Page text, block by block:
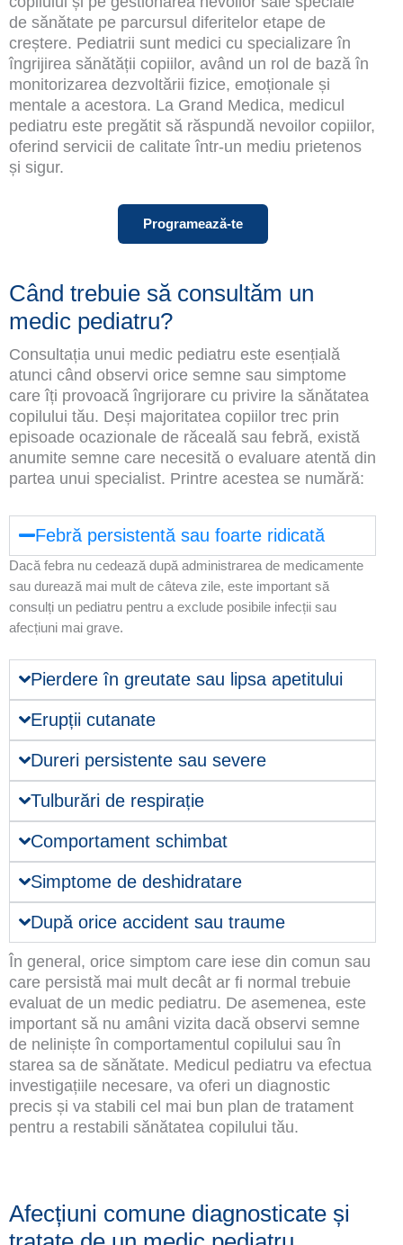
de sănătate pe parcursul diferitelor etape de
creștere. Pediatrii sunt medici cu specializare în
îngrijirea sănătății copiilor, având un rol de bază în
monitorizarea dezvoltării fizice, emoționale și
mentale a acestora. La Grand Medica, medicul
pediatru este pregătit să răspundă nevoilor copiilor,
oferind servicii de calitate într-un mediu prietenos
și sigur.
Programează-te
Când trebuie să consultăm un
medic pediatru?
Consultația unui medic pediatru este esențială
atunci când observi orice semne sau simptome
care îți provoacă îngrijorare cu privire la sănătatea
copilului tău. Deși majoritatea copiilor trec prin
episoade ocazionale de răceală sau febră, există
anumite semne care necesită o evaluare atentă din
partea unui specialist. Printre acestea se numără:
Febră persistentă sau foarte ridicată
Dacă febra nu cedează după administrarea de medicamente
sau durează mai mult de câteva zile, este important să
consulți un pediatru pentru a exclude posibile infecții sau
afecțiuni mai grave.
Pierdere în greutate sau lipsa apetitului
Erupții cutanate
Dureri persistente sau severe
Tulburări de respirație
Comportament schimbat
Simptome de deshidratare
După orice accident sau traume
În general, orice simptom care iese din comun sau
care persistă mai mult decât ar fi normal trebuie
evaluat de un medic pediatru. De asemenea, este
important să nu amâni vizita dacă observi semne
de neliniște în comportamentul copilului sau în
starea sa de sănătate. Medicul pediatru va efectua
investigațiile necesare, va oferi un diagnostic
precis și va stabili cel mai bun plan de tratament
pentru a restabili sănătatea copilului tău.
Afecțiuni comune diagnosticate și